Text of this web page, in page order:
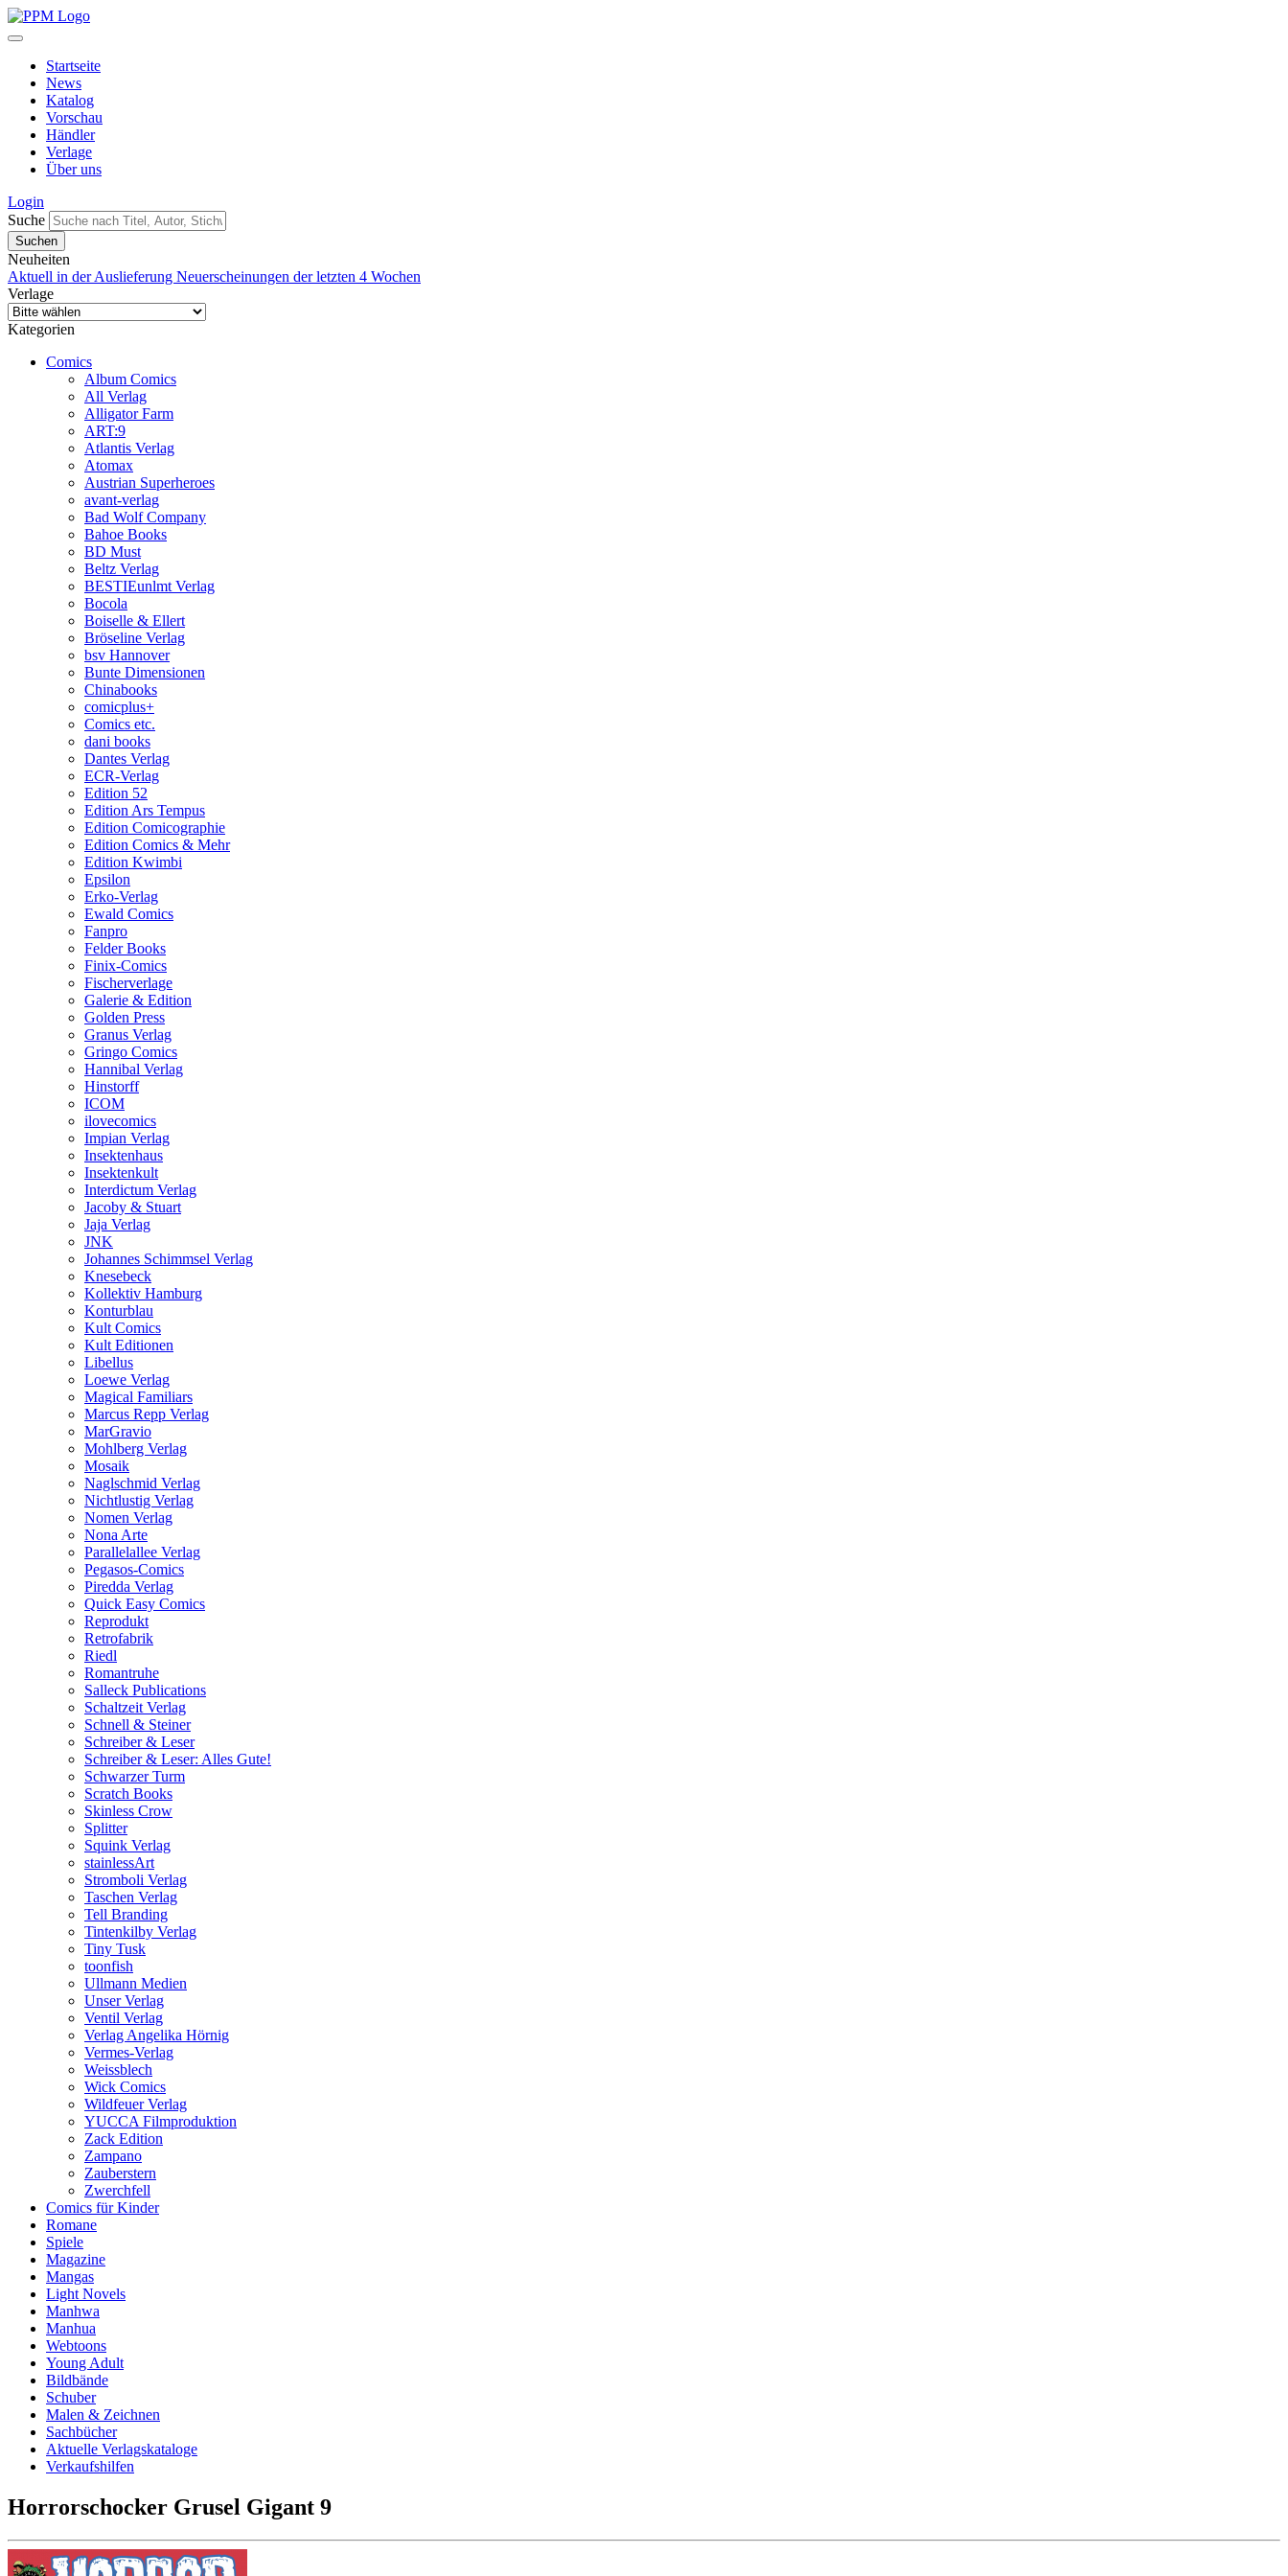
Startseite
News
Katalog
Vorschau
Händler
Verlage
Über uns
Login
Suche
Neuheiten
Aktuell in der Auslieferung Neuerscheinungen der letzten 4 Wochen
Verlage
Kategorien
Comics
Album Comics
All Verlag
Alligator Farm
ART:9
Atlantis Verlag
Atomax
Austrian Superheroes
avant-verlag
Bad Wolf Company
Bahoe Books
BD Must
Beltz Verlag
BESTIEunlmt Verlag
Bocola
Boiselle & Ellert
Bröseline Verlag
bsv Hannover
Bunte Dimensionen
Chinabooks
comicplus+
Comics etc.
dani books
Dantes Verlag
ECR-Verlag
Edition 52
Edition Ars Tempus
Edition Comicographie
Edition Comics & Mehr
Edition Kwimbi
Epsilon
Erko-Verlag
Ewald Comics
Fanpro
Felder Books
Finix-Comics
Fischerverlage
Galerie & Edition
Golden Press
Granus Verlag
Gringo Comics
Hannibal Verlag
Hinstorff
ICOM
ilovecomics
Impian Verlag
Insektenhaus
Insektenkult
Interdictum Verlag
Jacoby & Stuart
Jaja Verlag
JNK
Johannes Schimmsel Verlag
Knesebeck
Kollektiv Hamburg
Konturblau
Kult Comics
Kult Editionen
Libellus
Loewe Verlag
Magical Familiars
Marcus Repp Verlag
MarGravio
Mohlberg Verlag
Mosaik
Naglschmid Verlag
Nichtlustig Verlag
Nomen Verlag
Nona Arte
Parallelallee Verlag
Pegasos-Comics
Piredda Verlag
Quick Easy Comics
Reprodukt
Retrofabrik
Riedl
Romantruhe
Salleck Publications
Schaltzeit Verlag
Schnell & Steiner
Schreiber & Leser
Schreiber & Leser: Alles Gute!
Schwarzer Turm
Scratch Books
Skinless Crow
Splitter
Squink Verlag
stainlessArt
Stromboli Verlag
Taschen Verlag
Tell Branding
Tintenkilby Verlag
Tiny Tusk
toonfish
Ullmann Medien
Unser Verlag
Ventil Verlag
Verlag Angelika Hörnig
Vermes-Verlag
Weissblech
Wick Comics
Wildfeuer Verlag
YUCCA Filmproduktion
Zack Edition
Zampano
Zauberstern
Zwerchfell
Comics für Kinder
Romane
Spiele
Magazine
Mangas
Light Novels
Manhwa
Manhua
Webtoons
Young Adult
Bildbände
Schuber
Malen & Zeichnen
Sachbücher
Aktuelle Verlagskataloge
Verkaufshilfen
Horrorschocker Grusel Gigant 9